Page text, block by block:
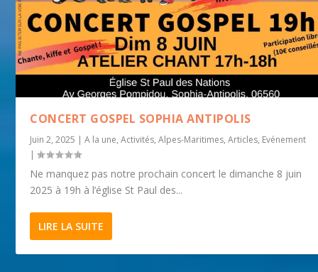
CONCERT GOSPEL SOPHIA ANTIPOLIS
Juin 2, 2025 |A la une,Activités,Alpes-Maritimes,Articles, Evénement
|
Ne manquez pas notre prochain concert le dimanche 8 juin
2025 à 19h à l’église St Paul des...
LIRE LA SUITE